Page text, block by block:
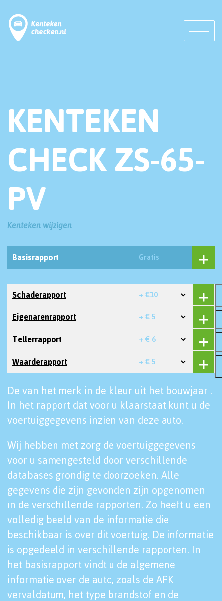
KENTEKEN
CHECK ZS-65-
PV
Kenteken wijzigen
Basisrapport Gratis
Schaderapport + €10
Eigenarenrapport + € 5
Tellerrapport + € 6
Waarderapport + € 5
De van het merk in de kleur uit het bouwjaar .
In het rapport dat voor u klaarstaat kunt u de
voertuiggegevens inzien van deze auto.
Wij hebben met zorg de voertuiggegevens
voor u samengesteld door verschillende
databases grondig te doorzoeken. Alle
gegevens die zijn gevonden zijn opgenomen
in de verschillende rapporten. Zo heeft u een
volledig beeld van de informatie die
beschikbaar is over dit voertuig. De informatie
is opgedeeld in verschillende rapporten. In
het basisrapport vindt u de algemene
informatie over de auto, zoals de APK
vervaldatum, het type brandstof en de